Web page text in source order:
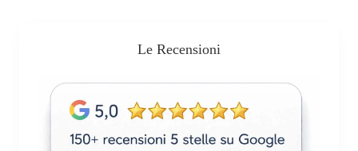
Le Recensioni